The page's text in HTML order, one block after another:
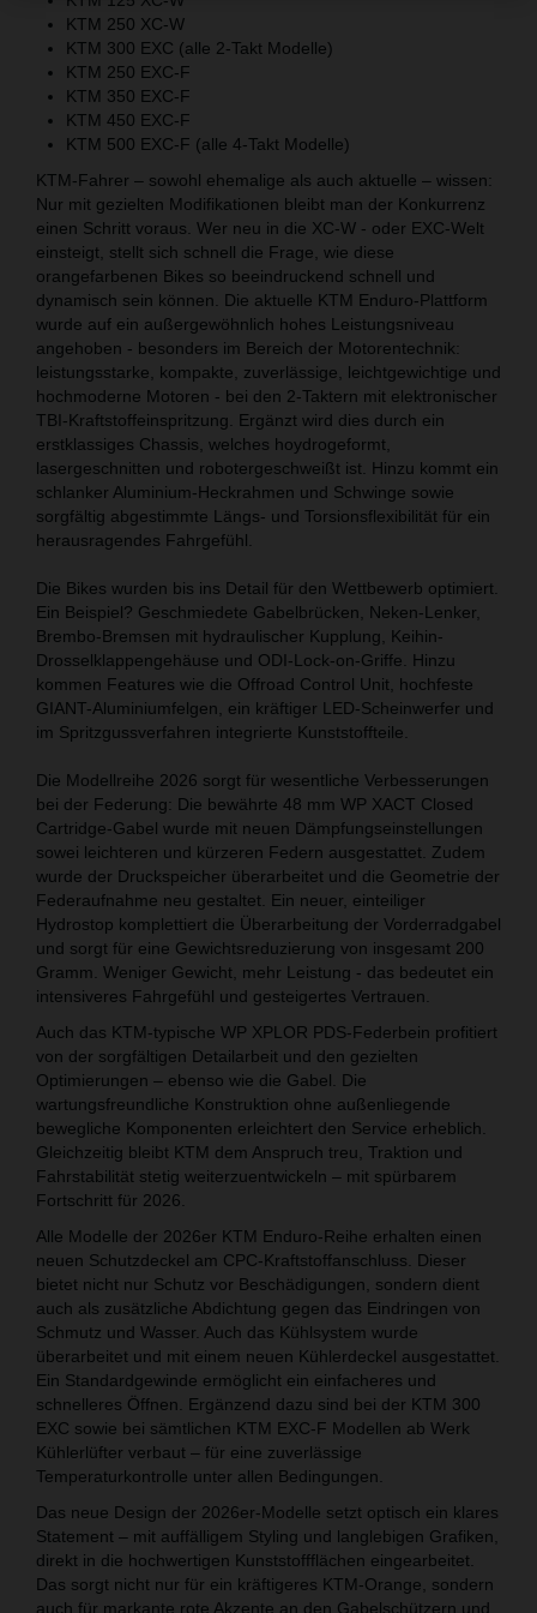
KTM 250 XC-W
KTM 300 EXC (alle 2-Takt Modelle)
KTM 250 EXC-F
KTM 350 EXC-F
KTM 450 EXC-F
KTM 500 EXC-F (alle 4-Takt Modelle)
KTM-Fahrer – sowohl ehemalige als auch aktuelle – wissen:
Nur mit gezielten Modifikationen bleibt man der Konkurrenz
einen Schritt voraus. Wer neu in die XC-W - oder EXC-Welt
einsteigt, stellt sich schnell die Frage, wie diese
orangefarbenen Bikes so beeindruckend schnell und
dynamisch sein können. Die aktuelle KTM Enduro-Plattform
wurde auf ein außergewöhnlich hohes Leistungsniveau
angehoben - besonders im Bereich der Motorentechnik:
leistungsstarke, kompakte, zuverlässige, leichtgewichtige und
hochmoderne Motoren - bei den 2-Taktern mit elektronischer
TBI-Kraftstoffeinspritzung. Ergänzt wird dies durch ein
erstklassiges Chassis, welches hoydrogeformt,
lasergeschnitten und robotergeschweißt ist. Hinzu kommt ein
schlanker Aluminium-Heckrahmen und Schwinge sowie
sorgfältig abgestimmte Längs- und Torsionsflexibilität für ein
herausragendes Fahrgefühl.
Die Bikes wurden bis ins Detail für den Wettbewerb optimiert.
Ein Beispiel? Geschmiedete Gabelbrücken, Neken-Lenker,
Brembo-Bremsen mit hydraulischer Kupplung, Keihin-
Drosselklappengehäuse und ODI-Lock-on-Griffe. Hinzu
kommen Features wie die Offroad Control Unit, hochfeste
GIANT-Aluminiumfelgen, ein kräftiger LED-Scheinwerfer und
im Spritzgussverfahren integrierte Kunststoffteile.
Die Modellreihe 2026 sorgt für wesentliche Verbesserungen
bei der Federung: Die bewährte 48 mm WP XACT Closed
Cartridge-Gabel wurde mit neuen Dämpfungseinstellungen
sowei leichteren und kürzeren Federn ausgestattet. Zudem
wurde der Druckspeicher überarbeitet und die Geometrie der
Federaufnahme neu gestaltet. Ein neuer, einteiliger
Hydrostop komplettiert die Überarbeitung der Vorderradgabel
und sorgt für eine Gewichtsreduzierung von insgesamt 200
Gramm. Weniger Gewicht, mehr Leistung - das bedeutet ein
intensiveres Fahrgefühl und gesteigertes Vertrauen.
Auch das KTM-typische WP XPLOR PDS-Federbein profitiert
von der sorgfältigen Detailarbeit und den gezielten
Optimierungen – ebenso wie die Gabel. Die
wartungsfreundliche Konstruktion ohne außenliegende
bewegliche Komponenten erleichtert den Service erheblich.
Gleichzeitig bleibt KTM dem Anspruch treu, Traktion und
Fahrstabilität stetig weiterzuentwickeln – mit spürbarem
Fortschritt für 2026.
Alle Modelle der 2026er KTM Enduro-Reihe erhalten einen
neuen Schutzdeckel am CPC-Kraftstoffanschluss. Dieser
bietet nicht nur Schutz vor Beschädigungen, sondern dient
auch als zusätzliche Abdichtung gegen das Eindringen von
Schmutz und Wasser. Auch das Kühlsystem wurde
überarbeitet und mit einem neuen Kühlerdeckel ausgestattet.
Ein Standardgewinde ermöglicht ein einfacheres und
schnelleres Öffnen. Ergänzend dazu sind bei der KTM 300
EXC sowie bei sämtlichen KTM EXC-F Modellen ab Werk
Kühlerlüfter verbaut – für eine zuverlässige
Temperaturkontrolle unter allen Bedingungen.
Das neue Design der 2026er-Modelle setzt optisch ein klares
Statement – mit auffälligem Styling und langlebigen Grafiken,
direkt in die hochwertigen Kunststoffflächen eingearbeitet.
Das sorgt nicht nur für ein kräftigeres KTM-Orange, sondern
auch für markante rote Akzente an den Gabelschützern und